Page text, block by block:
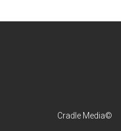
Cradle Media©